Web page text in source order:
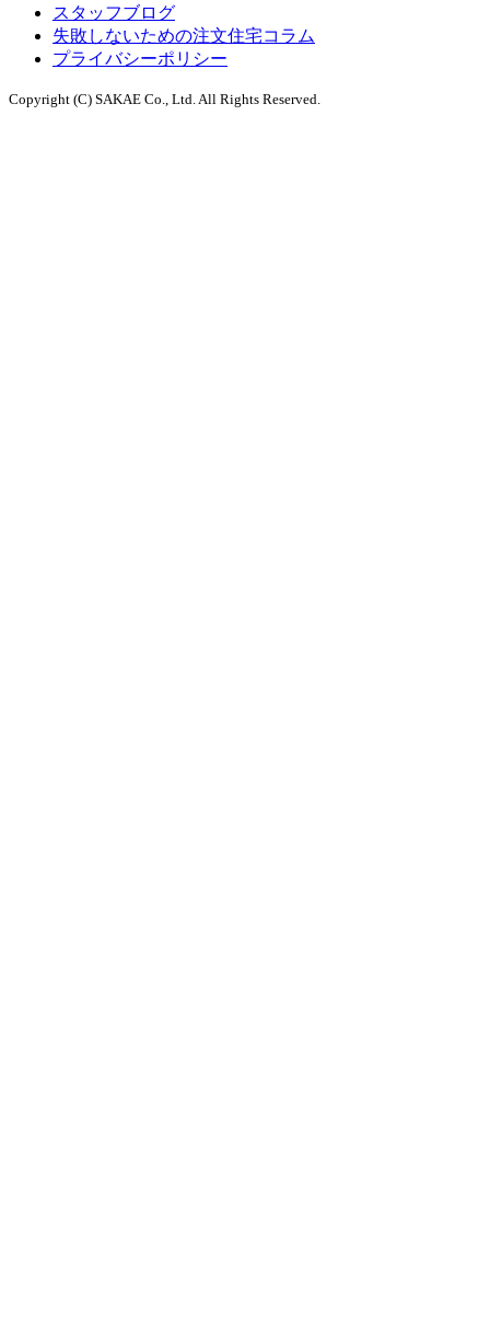
スタッフブログ
失敗しないための注文住宅コラム
プライバシーポリシー
Copyright (C) SAKAE Co., Ltd. All Rights Reserved.